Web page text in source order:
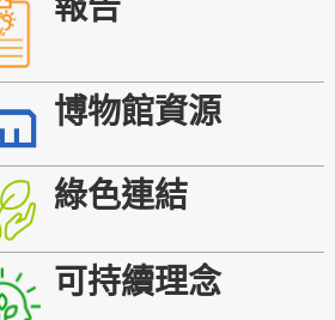
報告
博物館資源
綠色連結
可持續理念